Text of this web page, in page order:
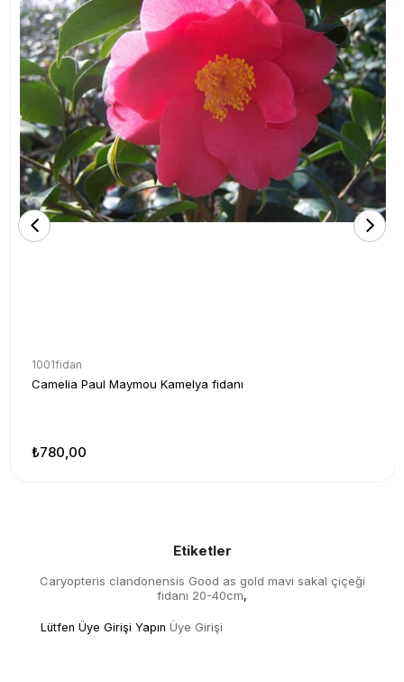
1001fidan
Camelia Paul Maymou Kamelya fidanı
₺780,00
Etiketler
Caryopteris clandonensis Good as gold mavi sakal çiçeği
fidanı 20-40cm,
Lütfen Üye Girişi Yapın Üye Girişi